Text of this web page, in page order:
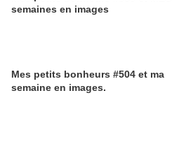
semaines en images
Mes petits bonheurs #504 et ma
semaine en images.